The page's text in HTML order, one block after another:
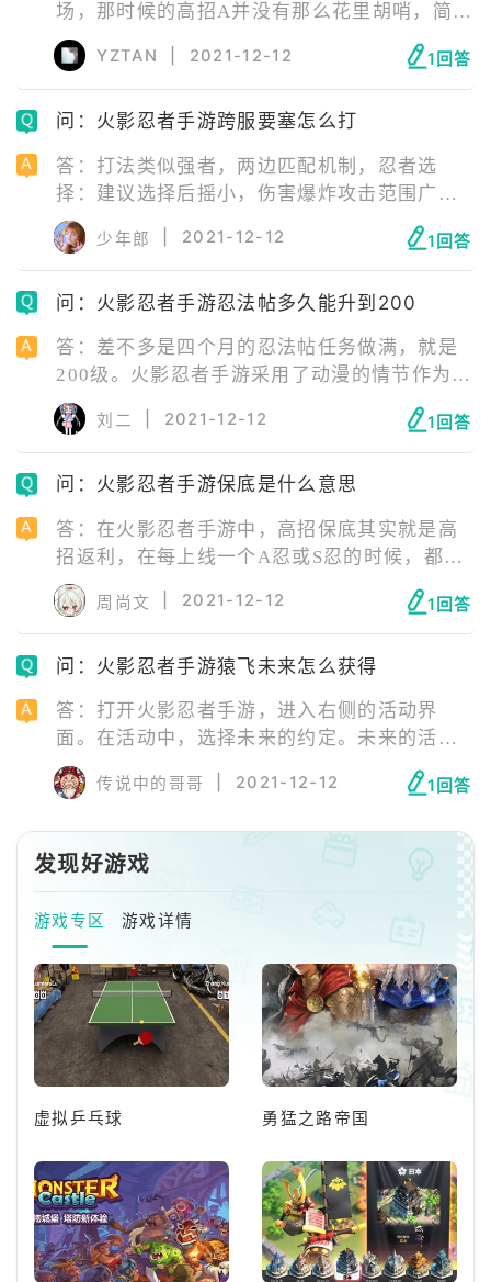
场，那时候的高招A并没有那么花里胡哨，简单
粗暴。鼬分身极长的存在时间，控场能力极
强，天照拥有大范围的抓取，几乎进入视线就
可以吸进去。
YZTAN 2021-12-12 1回答
问：火影忍者手游跨服要塞怎么打
答：打法类似强者，两边匹配机制，忍者选
择：建议选择后摇小，伤害爆炸攻击范围广，
技能衔接稳定的忍者。攻击要塞：要善于利用
突进、撤退、诱敌，在该要塞敌人少，守方多
的情况可以利用突进，到战况猛烈之地支援，
在敌人与自身差不多而系统匹配战斗较慢，利
少年郎 2021-12-12 1回答
问：火影忍者手游忍法帖多久能升到200
答：差不多是四个月的忍法帖任务做满，就是
200级。火影忍者手游采用了动漫的情节作为游
戏的背景，讲述了漩涡鸣人为了保护忍者世
界，立志修炼成为火影的故事。
刘二 2021-12-12 1回答
问：火影忍者手游保底是什么意思
答：在火影忍者手游中，高招保底其实就是高
招返利，在每上线一个A忍或S忍的时候，都会
推出高招返利这个活动。S的高招返利是100
抽，A的高招返利是50抽，抽够次数，游戏就
送玩家固定的忍者碎片。
周尚文 2021-12-12 1回答
问：火影忍者手游猿飞未来怎么获得
答：打开火影忍者手游，进入右侧的活动界
面。在活动中，选择未来的约定。未来的活动
任务，每天可点亮一个碎片，一共需要点亮8个
碎片。将入奖励预览，点亮所有碎片即可获得
传说中的哥哥 2021-12-12 1回答
发现好游戏
游戏专区 游戏详情
虚拟乒乓球 勇猛之路帝国